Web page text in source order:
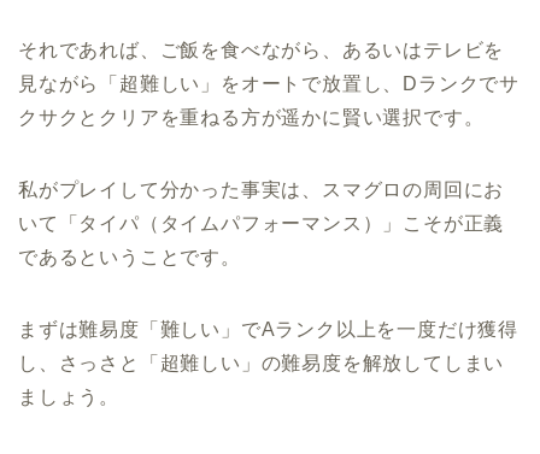
それであれば、ご飯を食べながら、あるいはテレビを
見ながら「超難しい」をオートで放置し、Dランクでサ
クサクとクリアを重ねる方が遥かに賢い選択です。
私がプレイして分かった事実は、スマグロの周回にお
いて「タイパ（タイムパフォーマンス）」こそが正義
であるということです。
まずは難易度「難しい」でAランク以上を一度だけ獲得
し、さっさと「超難しい」の難易度を解放してしまい
ましょう。